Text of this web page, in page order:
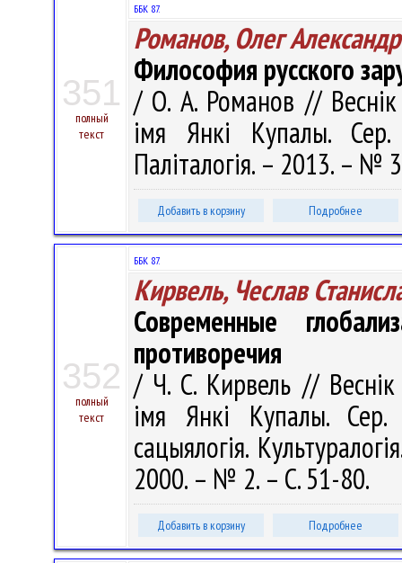
351
полный
текст
ББК 87.
Романов, Олег
Философия русского
/ О. А. Романов // Веснік
імя Янкі Купалы. Сер.
Паліталогія. – 2013. – №
Добавить в корзину Подробнее
352
полный
текст
ББК 87.
Кирвель, Чеслав
Современные
противоречия
/ Ч. С. Кирвель // Веснік
імя Янкі Купалы. Сер.
сацыялогія.
2000. – № 2. – С. 51-80.
Добавить в корзину Подробнее